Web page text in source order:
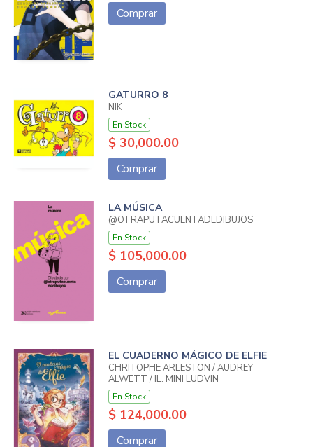
Comprar
GATURRO 8
NIK
En Stock
$ 30,000.00
Comprar
LA MÚSICA
@OTRAPUTACUENTADEDIBUJOS
En Stock
$ 105,000.00
Comprar
EL CUADERNO MÁGICO DE ELFIE
CHRITOPHE ARLESTON / AUDREY
ALWETT / IL. MINI LUDVIN
En Stock
$ 124,000.00
Comprar